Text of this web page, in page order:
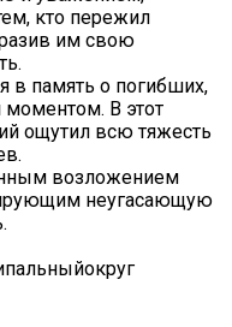
кто пережил
им свою
в память о погибших,
моментом. В этот
ощутил всю тяжесть
возложением
неугасающую